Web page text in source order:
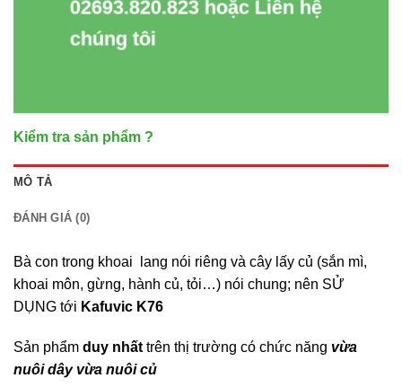
02693.820.823 hoặc Liên hệ
chúng tôi
Kiểm tra sản phẩm ?
MÔ TẢ
ĐÁNH GIÁ (0)
Bà con trong khoai lang nói riêng và cây lấy củ (sắn mì,
khoai môn, gừng, hành củ, tỏi…) nói chung; nên SỬ
DỤNG tới Kafuvic K76
Sản phẩm duy nhấttrên thị trường có chức năng vừa
nuôi dây vừa nuôi củ